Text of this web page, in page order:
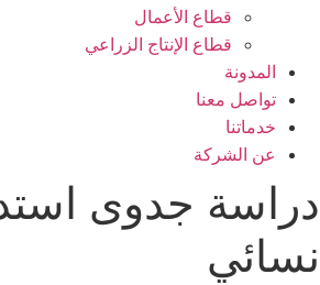
قطاع الأعمال
قطاع الإنتاج الزراعي
المدونة
تواصل معنا
خدماتنا
عن الشركة
دراسة جدوى
نسائي